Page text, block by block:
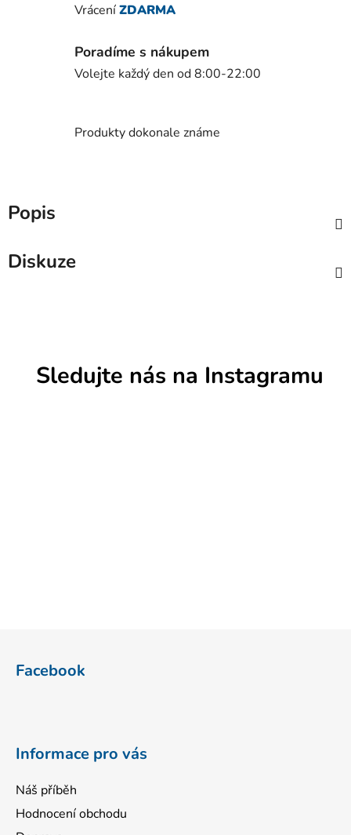
VráceníZDARMA
Poradíme s nákupem
Volejte každý den od 8:00-22:00
Produkty dokonale známe
Popis
Diskuze
Sledujte nás na Instagramu
Facebook
Informace pro vás
Náš příběh
Hodnocení obchodu